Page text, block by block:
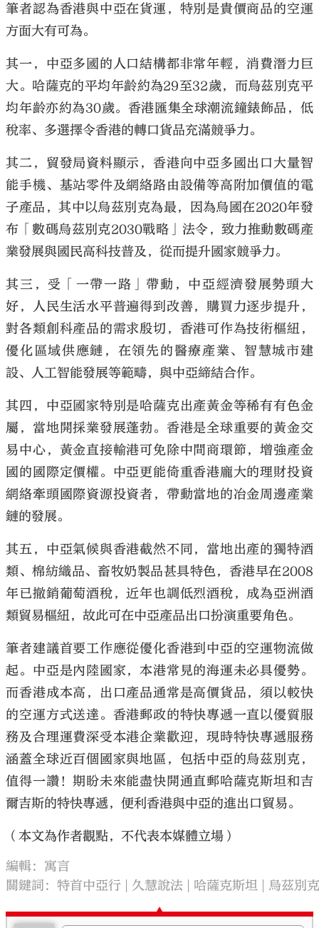
筆者認為香港與中亞在貨運，特別是貴價商品的空運
方面大有可為。
其一，中亞多國的人口結構都非常年輕，消費潛力巨
大。哈薩克的平均年齡約為29至32歲，而烏茲別克平
均年齡亦約為30歲。香港匯集全球潮流鐘錶飾品，低
稅率、多選擇令香港的轉口貨品充滿競爭力。
其二，貿發局資料顯示，香港向中亞多國出口大量智
能手機、基站零件及網絡路由設備等高附加價值的電
子產品，其中以烏茲別克為最，因為烏國在2020年發
布「數碼烏茲別克2030戰略」法令，致力推動數碼產
業發展與國民高科技普及，從而提升國家競爭力。
其三，受「一帶一路」帶動，中亞經濟發展勢頭大
好，人民生活水平普遍得到改善，購買力逐步提升，
對各類創科產品的需求殷切，香港可作為技術樞紐，
優化區域供應鏈，在領先的醫療產業、智慧城市建
設、人工智能發展等範疇，與中亞締結合作。
其四，中亞國家特別是哈薩克出產黃金等稀有有色金
屬，當地開採業發展蓬勃。香港是全球重要的黃金交
易中心，黃金直接輸港可免除中間商環節，增強產金
國的國際定價權。中亞更能倚重香港龐大的理財投資
網絡牽頭國際資源投資者，帶動當地的冶金周邊產業
鏈的發展。
其五，中亞氣候與香港截然不同，當地出產的獨特酒
類、棉紡織品、畜牧奶製品甚具特色，香港早在2008
年已撤銷葡萄酒稅，近年也調低烈酒稅，成為亞洲酒
類貿易樞紐，故此可在中亞產品出口扮演重要角色。
筆者建議首要工作應從優化香港到中亞的空運物流做
起。中亞是內陸國家，本港常見的海運未必具優勢。
而香港成本高，出口產品通常是高價貨品，須以較快
的空運方式送達。香港郵政的特快專遞一直以優質服
務及合理運費深受本港企業歡迎，現時特快專遞服務
涵蓋全球近百個國家與地區，包括中亞的烏茲別克，
值得一讚！期盼未來能盡快開通直郵哈薩克斯坦和吉
爾吉斯的特快專遞，便利香港與中亞的進出口貿易。
（本文為作者觀點，不代表本媒體立場）
編輯：寓言
關鍵詞：特首中亞行 久慧說法 哈薩克斯坦 烏茲別